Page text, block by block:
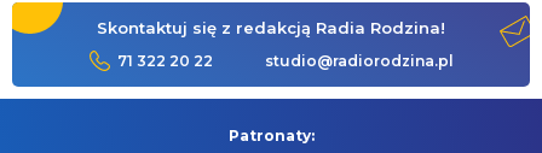
Skontaktuj się z redakcją Radia Rodzina!
71 322 20 22 studio@radiorodzina.pl
Patronaty: